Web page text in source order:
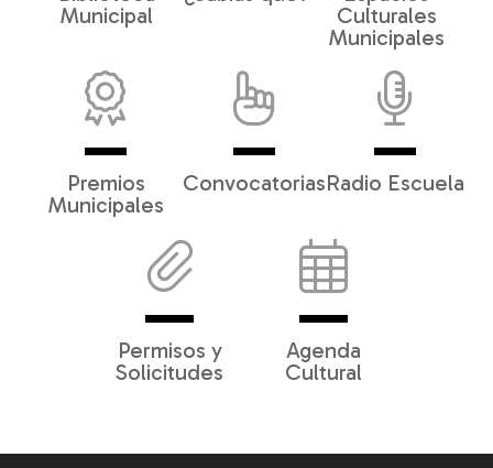
Municipal
Culturales
Municipales
Premios
Municipales
ConvocatoriasRadio Escuela
Permisos y
Solicitudes
Agenda
Cultural